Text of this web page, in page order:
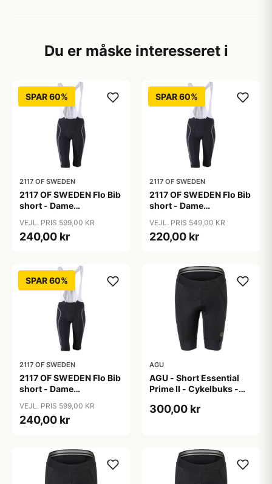
Du er måske interesseret i
SPAR 60%
2117 OF SWEDEN
2117 OF SWEDEN Flo Bib
short - Dame
Sort - Str. 36
VEJL. PRIS 599,00 KR
240,00 kr
SPAR 60%
2117 OF SWEDEN
2117 OF SWEDEN Flo Bib
short - Dame
Sort - Str. 38
VEJL. PRIS 549,00 KR
220,00 kr
SPAR 60%
2117 OF SWEDEN
2117 OF SWEDEN Flo Bib
short - Dame
Sort - Str. 40
VEJL. PRIS 599,00 KR
240,00 kr
AGU
AGU - Short Essential
Prime II - Cykelbuks -
300,00 kr